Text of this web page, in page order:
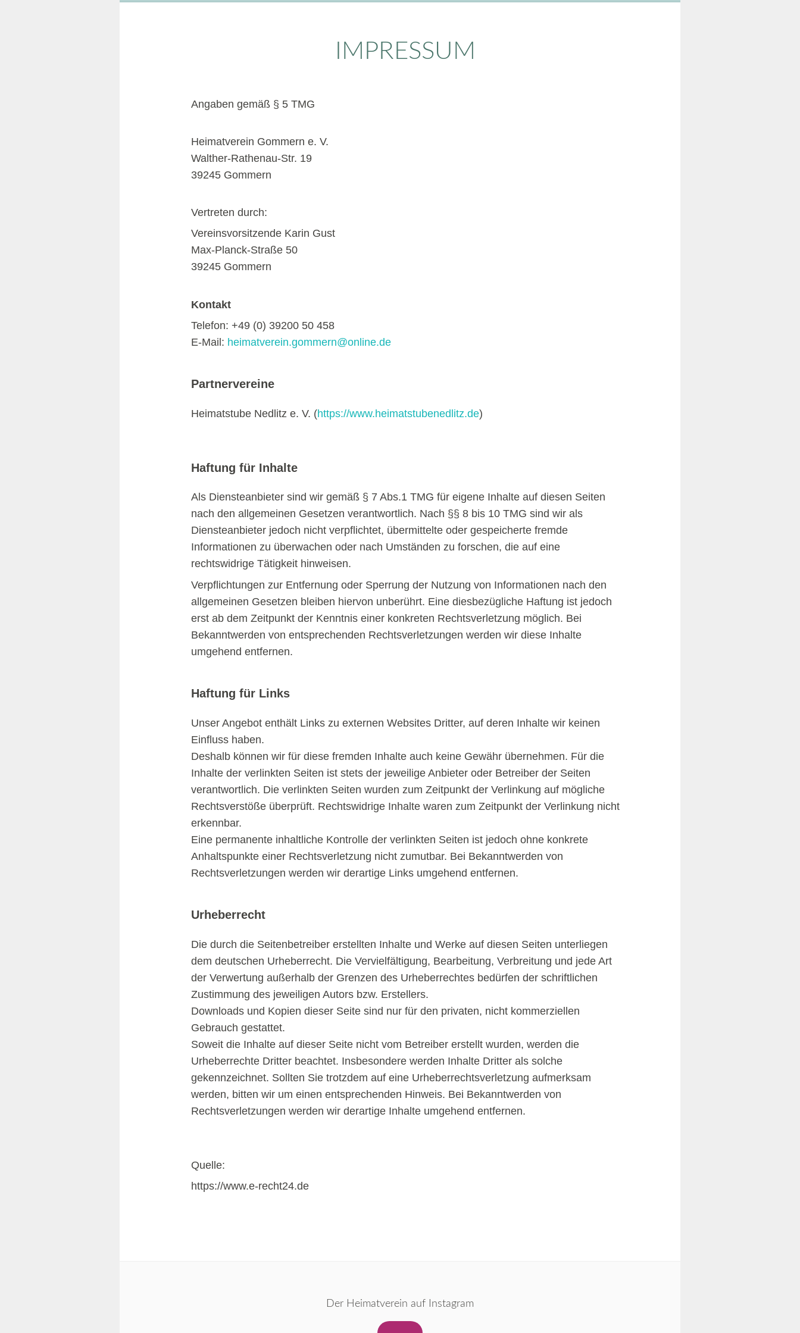
IMPRESSUM
Angaben gemäß § 5 TMG
Heimatverein Gommern e. V.
Walther-Rathenau-Str. 19
39245 Gommern
Vertreten durch:
Vereinsvorsitzende Karin Gust
Max-Planck-Straße 50
39245 Gommern
Kontakt
Telefon: +49 (0) 39200 50 458
E-Mail: heimatverein.gommern@online.de
Partnervereine
Heimatstube Nedlitz e. V. (https://www.heimatstubenedlitz.de)
Haftung für Inhalte
Als Diensteanbieter sind wir gemäß § 7 Abs.1 TMG für eigene Inhalte auf diesen Seiten
nach den allgemeinen Gesetzen verantwortlich. Nach §§ 8 bis 10 TMG sind wir als
Diensteanbieter jedoch nicht verpflichtet, übermittelte oder gespeicherte fremde
Informationen zu überwachen oder nach Umständen zu forschen, die auf eine
rechtswidrige Tätigkeit hinweisen.
Verpflichtungen zur Entfernung oder Sperrung der Nutzung von Informationen nach den
allgemeinen Gesetzen bleiben hiervon unberührt. Eine diesbezügliche Haftung ist jedoch
erst ab dem Zeitpunkt der Kenntnis einer konkreten Rechtsverletzung möglich. Bei
Bekanntwerden von entsprechenden Rechtsverletzungen werden wir diese Inhalte
umgehend entfernen.
Haftung für Links
Unser Angebot enthält Links zu externen Websites Dritter, auf deren Inhalte wir keinen
Einfluss haben.
Deshalb können wir für diese fremden Inhalte auch keine Gewähr übernehmen. Für die
Inhalte der verlinkten Seiten ist stets der jeweilige Anbieter oder Betreiber der Seiten
verantwortlich. Die verlinkten Seiten wurden zum Zeitpunkt der Verlinkung auf mögliche
Rechtsverstöße überprüft. Rechtswidrige Inhalte waren zum Zeitpunkt der Verlinkung nicht
erkennbar.
Eine permanente inhaltliche Kontrolle der verlinkten Seiten ist jedoch ohne konkrete
Anhaltspunkte einer Rechtsverletzung nicht zumutbar. Bei Bekanntwerden von
Rechtsverletzungen werden wir derartige Links umgehend entfernen.
Urheberrecht
Die durch die Seitenbetreiber erstellten Inhalte und Werke auf diesen Seiten unterliegen
dem deutschen Urheberrecht. Die Vervielfältigung, Bearbeitung, Verbreitung und jede Art
der Verwertung außerhalb der Grenzen des Urheberrechtes bedürfen der schriftlichen
Zustimmung des jeweiligen Autors bzw. Erstellers.
Downloads und Kopien dieser Seite sind nur für den privaten, nicht kommerziellen
Gebrauch gestattet.
Soweit die Inhalte auf dieser Seite nicht vom Betreiber erstellt wurden, werden die
Urheberrechte Dritter beachtet. Insbesondere werden Inhalte Dritter als solche
gekennzeichnet. Sollten Sie trotzdem auf eine Urheberrechtsverletzung aufmerksam
werden, bitten wir um einen entsprechenden Hinweis. Bei Bekanntwerden von
Rechtsverletzungen werden wir derartige Inhalte umgehend entfernen.
Quelle:
https://www.e-recht24.de
Der Heimatverein auf Instagram